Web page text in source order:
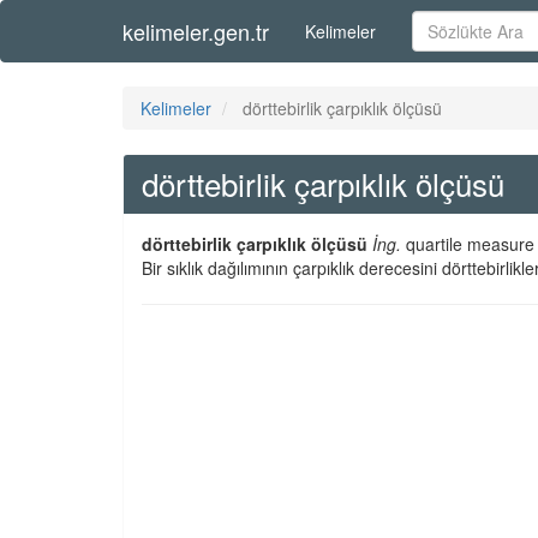
kelimeler.gen.tr Kelimeler
Kelimeler dörttebirlik çarpıklık ölçüsü
dörttebirlik çarpıklık ölçüsü
dörttebirlik çarpıklık ölçüsü İng. quartile
Bir sıklık dağılımının çarpıklık derecesini